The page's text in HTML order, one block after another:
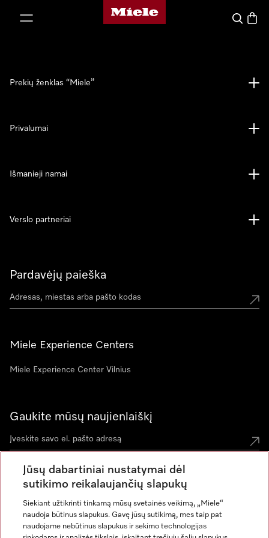
"Miele" pradžios tinklalapis
Paieška
Pardavėjų paieška
Miele Experience Centers
Miele Experience Center Vilnius
Gaukite mūsų naujienlaiškį
Prekių ženklas “Miele”
Privalumai
Išmanieji namai
Verslo partneriai
Jūsų dabartiniai nustatymai dėl
sutikimo reikalaujančių slapukų
Siekiant užtikrinti tinkamą mūsų svetainės veikimą, „Miele“
naudoja būtinus slapukus. Gavę jūsų sutikimą, mes taip pat
naudojame nebūtinus slapukus ir sekimo technologijas